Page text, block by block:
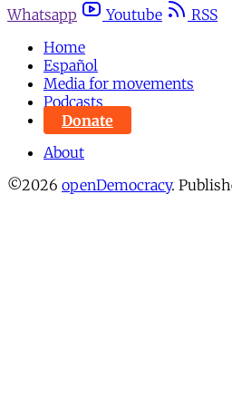
Whatsapp
Youtube
RSS
Home
Español
Media for movements
Podcasts
Donate
About
©2026 openDemocracy.